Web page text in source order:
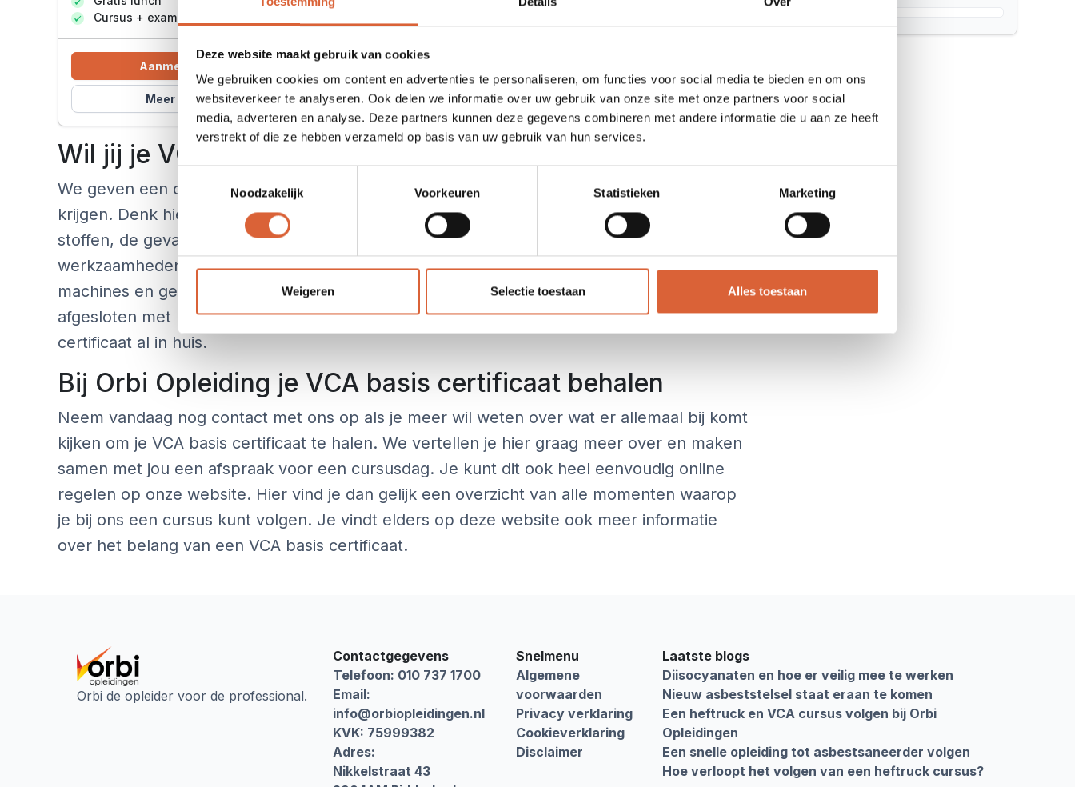
Deze website maakt gebruik van cookies
We gebruiken cookies om content en advertenties te personaliseren, om functies voor social media te bieden en om ons
websiteverkeer te analyseren. Ook delen we informatie over uw gebruik van onze site met onze partners voor social
media, adverteren en analyse. Deze partners kunnen deze gegevens combineren met andere informatie die u aan ze heeft
verstrekt of die ze hebben verzameld op basis van uw gebruik van hun services.
Noodzakelijk
Voorkeuren Statistieken Marketing
Weigeren Selectie toestaan Alles toestaan
Cursus + examen in 1 dag
Aanmelden
Meer info Meer info Meer info
Wil jij je VCA basis certificaat behalen?
We geven een cursus waarin alles wordt behandeld waar jij in je werk mee te maken gaat
krijgen. Denk hierbij aan zaken als wetgeving, risico’s en preventie, werken met gevaarlijke
stoffen, de gevaren bij brand en explosies, werken op hoogte, het werken met elektriciteit,
werkzaamheden die in besloten ruimtes worden uitgevoerd, werken met gevaarlijke
machines en gereedschap. We geven een zeer complete cursus van een dag, die wordt
afgesloten met het examen. Aan het einde van de dag heb jij zodoende je VCA basis
certificaat al in huis.
Bij Orbi Opleiding je VCA basis certificaat behalen
Neem vandaag nog contact met ons op als je meer wil weten over wat er allemaal bij komt
kijken om je VCA basis certificaat te halen. We vertellen je hier graag meer over en maken
samen met jou een afspraak voor een cursusdag. Je kunt dit ook heel eenvoudig online
regelen op onze website. Hier vind je dan gelijk een overzicht van alle momenten waarop
je bij ons een cursus kunt volgen. Je vindt elders op deze website ook meer informatie
over het belang van een VCA basis certificaat.
Orbi de opleider voor de professional.
Contactgegevens
Telefoon: 010 737 1700
Email:
info@orbiopleidingen.nl
KVK: 75999382
Adres:
Nikkelstraat 43
Snelmenu
Algemene
voorwaarden
Privacy verklaring
Cookieverklaring
Disclaimer
Laatste blogs
Diisocyanaten en hoe er veilig mee te werken
Nieuw asbeststelsel staat eraan te komen
Een heftruck en VCA cursus volgen bij Orbi
Opleidingen
Een snelle opleiding tot asbestsaneerder volgen
Hoe verloopt het volgen van een heftruck cursus?